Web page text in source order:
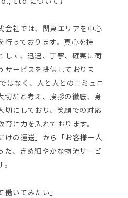
会社では、関東エリアを中心
行っております。真心を持
して、迅速、丁寧、確実に荷
サービスを提供しておりま
はなく、人と人とのコミュニ
切だと考え、挨拶の徹底、身
切にしており、笑顔での対応
に力を入れております。
けの運送」から「お客様一人
た、きめ細やかな物流サービ
いてみたい」